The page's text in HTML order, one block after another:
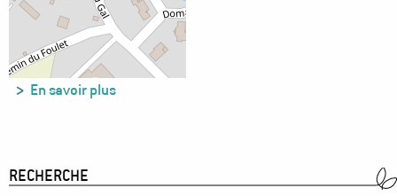
En savoir plussur
chemin
RECHERCHE